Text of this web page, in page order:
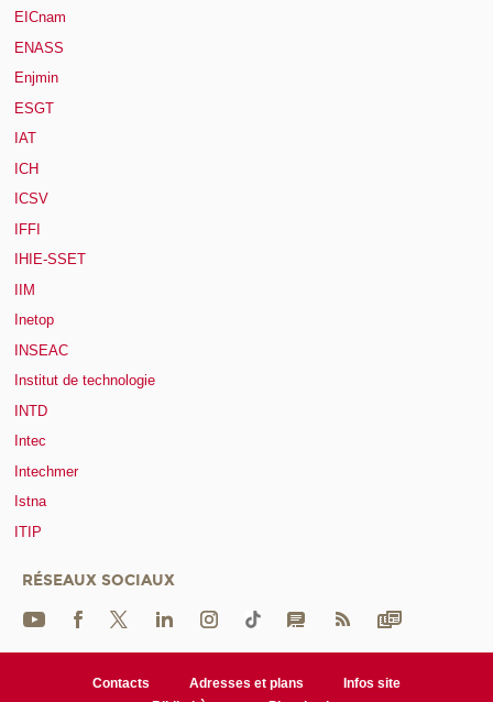
EICnam
ENASS
Enjmin
ESGT
IAT
ICH
ICSV
IFFI
IHIE-SSET
IIM
Inetop
INSEAC
Institut de technologie
INTD
Intec
Intechmer
Istna
ITIP
RÉSEAUX SOCIAUX
Contacts Adresses et plans
Infos site